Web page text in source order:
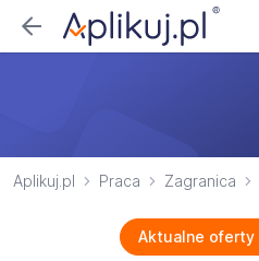
Aplikuj.pl Praca Zagranica
Aktualne oferty